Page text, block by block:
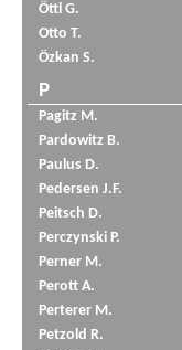
Öttl G.
Otto T.
Özkan S.
P
Pagitz M.
Pardowitz B.
Paulus D.
Pedersen J.F.
Peitsch D.
Perczynski P.
Perner M.
Perott A.
Perterer M.
Petzold R.